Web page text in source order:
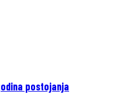
postojanja